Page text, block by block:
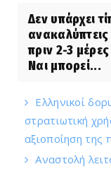
Δεν υπάρχει
πριν 2-3
Ναι μπορεί...
Ελληνικοί
στρατιωτική
αξιοποίηση της
Αναστολή